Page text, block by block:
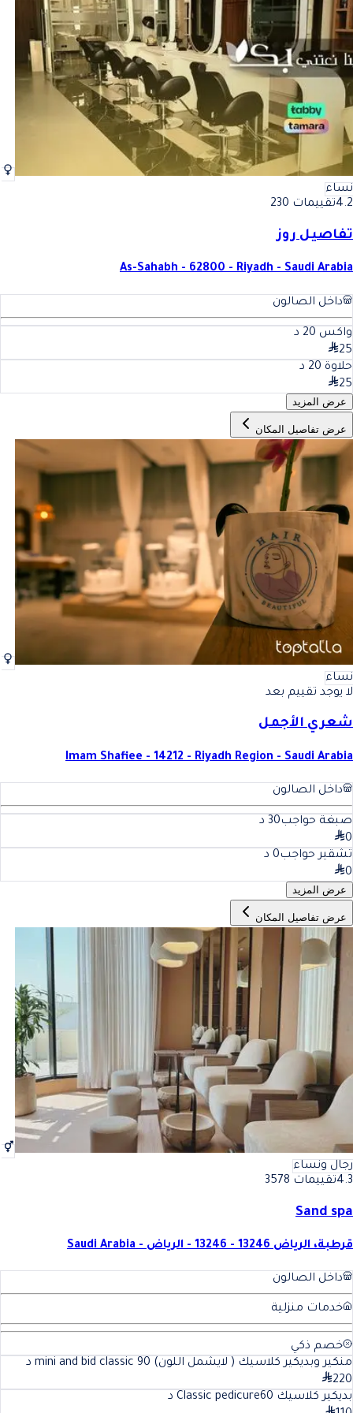
أفضل ازالة الشعر (فتلة , خيط) في الرياض
أفضل ازالة الشعر (فتلة , خيط)
نساء
4.2تقييمات 230
تفاصيل روز
As-Sahabh - 62800 - Riyadh - Saudi Arabia
داخل الصالون
واكس 20 د
25
حلاوة 20 د
25
عرض المزيد
عرض تفاصيل المكان
نساء
لا يوجد تقييم بعد
شعري الأجمل
Imam Shafiee - 14212 - Riyadh Region - Saudi Arabia
داخل الصالون
صبغة حواجب30 د
0
تشقير حواجب0 د
0
عرض المزيد
عرض تفاصيل المكان
رجال ونساء
4.3تقييمات 3578
Sand spa
قرطبة، الرياض 13246 - 13246 - الرياض - Saudi Arabia
داخل الصالون
خدمات منزلية
خصم ذكي
منكير وبديكير كلاسيك ( لايشمل اللون) mini and bid classic 90
د
220
بديكير كلاسيك Classic pedicure 60
د